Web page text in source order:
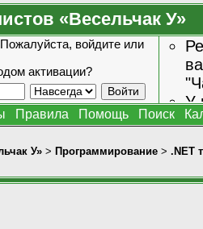
«Весельчак У»
войдите или
активации?
У
Правила Помощь Поиск
У» > Программирование > .NET